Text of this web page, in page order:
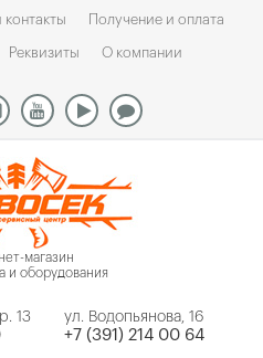
контакты Получение и оплата
Реквизиты О компании
магазин
и оборудования
13 ул. Водопьянова, 16
+7 (391) 214 00 64